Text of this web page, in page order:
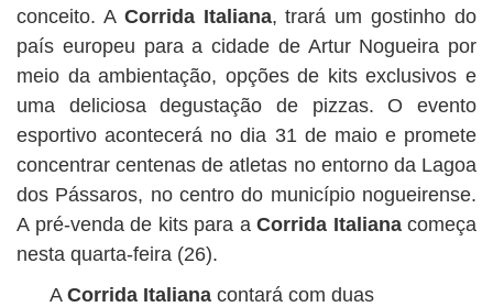
conceito. A Corrida Italiana, trará um gostinho do
país europeu para a cidade de Artur Nogueira por
meio da ambientação, opções de kits exclusivos e
uma deliciosa degustação de pizzas. O evento
esportivo acontecerá no dia 31 de maio e promete
concentrar centenas de atletas no entorno da Lagoa
dos Pássaros, no centro do município nogueirense.
A pré-venda de kits para a Corrida Italianacomeça
nesta quarta-feira (26).
A Corrida Italiana contará com duas